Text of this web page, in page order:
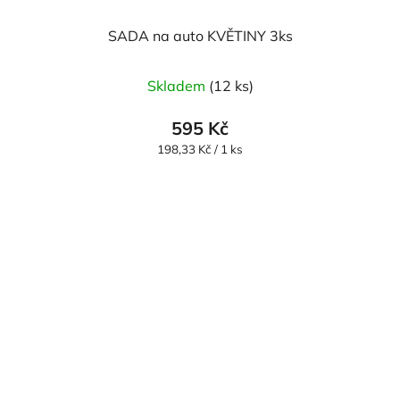
SADA na auto KVĚTINY 3ks
hodnocení
produktu
je
Skladem (12 ks)
595 Kč
Měrná
198,33 Kč / 1 ks